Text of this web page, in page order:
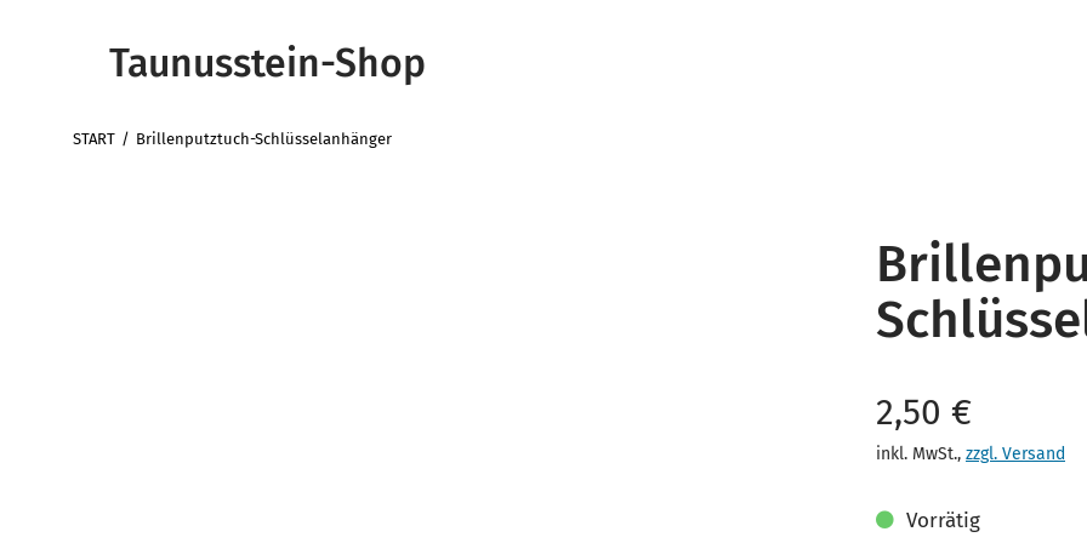
Taunusstein-Shop
START Brillenputztuch-Schlüsselanhänger
2,50 €
inkl. MwSt., zzgl. Versand
Vorrätig